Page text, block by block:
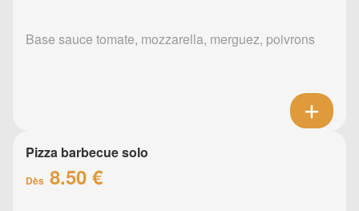
Base sauce tomate, mozzarella, merguez, poivrons
Pizza barbecue solo
Dès 8.50 €